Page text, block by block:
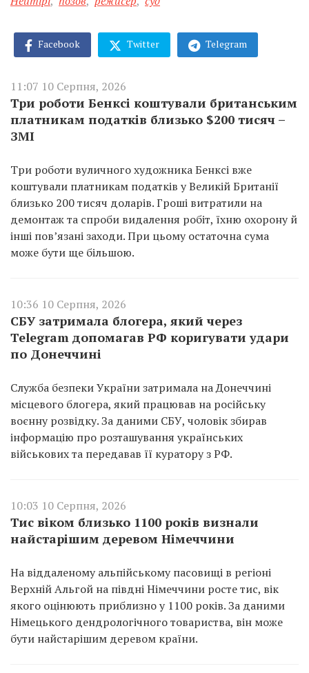
Facebook Twitter Telegram
11:07 10 Серпня, 2026
Три роботи Бенксі коштували британським
платникам податків близько $200 тисяч –
ЗМІ
Три роботи вуличного художника Бенксі вже
коштували платникам податків у Великій Британії
близько 200 тисяч доларів. Гроші витратили на
демонтаж та спроби видалення робіт, їхню охорону й
інші пов’язані заходи. При цьому остаточна сума
може бути ще більшою.
10:36 10 Серпня, 2026
СБУ затримала блогера, який через
Telegram допомагав РФ коригувати удари
по Донеччині
Служба безпеки України затримала на Донеччині
місцевого блогера, який працював на російську
воєнну розвідку. За даними СБУ, чоловік збирав
інформацію про розташування українських
військових та передавав її куратору з РФ.
10:03 10 Серпня, 2026
Тис віком близько 1100 років визнали
найстарішим деревом Німеччини
На віддаленому альпійському пасовищі в регіоні
Верхній Альгой на півдні Німеччини росте тис, вік
якого оцінюють приблизно у 1100 років. За даними
Німецького дендрологічного товариства, він може
бути найстарішим деревом країни.